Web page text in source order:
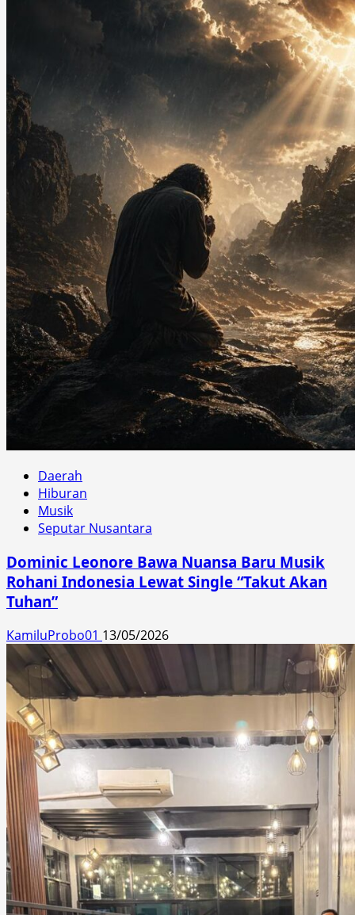
Daerah
Hiburan
Musik
Seputar Nusantara
Dominic Leonore Bawa Nuansa Baru Musik
Rohani Indonesia Lewat Single “Takut Akan
Tuhan”
KamiluProbo01 13/05/2026